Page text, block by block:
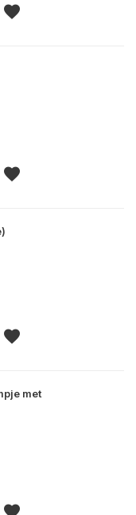
met